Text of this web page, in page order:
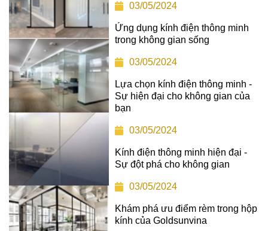
03/05/2024
Ứng dụng kính điện thông minh
trong không gian sống
03/05/2024
Lựa chọn kính điện thông minh -
Sự hiện đại cho không gian của
bạn
03/05/2024
Kính điện thông minh hiện đại -
Sự đột phá cho không gian
03/05/2024
Khám phá ưu điểm rèm trong hộp
kính của Goldsunvina